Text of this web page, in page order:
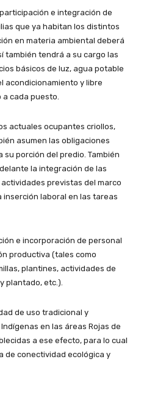
e integración de
que ya habitan los distintos
en materia ambiental deberá
también tendrá a su cargo las
básicos de luz, agua potable
acondicionamiento y libre
cada puesto.
actuales ocupantes criollos,
asumen las obligaciones
porción del predio. También
la integración de las
previstas del marco
inserción laboral en las tareas
e incorporación de personal
productiva (tales como
plantines, actividades de
plantado, etc.).
de uso tradicional y
en las áreas Rojas de
a ese efecto, para lo cual
de conectividad ecológica y